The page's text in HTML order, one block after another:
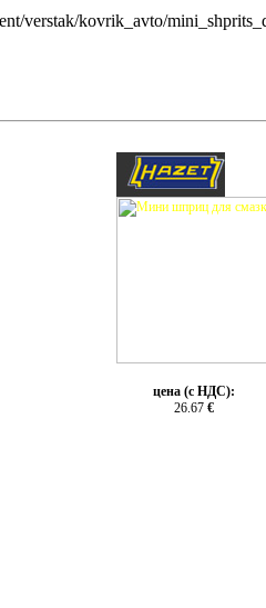
verstak/kovrik_avto/
цена (с НДС):
26.67 €